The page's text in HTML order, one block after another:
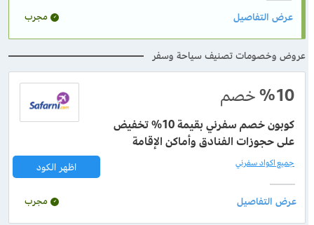
مجرب
عروض وخصومات تصنيف سياحة وسفر
%10خصم
كوبون خصم سفرني بقيمة 10% تخفيض
على حجوزات الفنادق وأماكن الإقامة
اظهر الكود جميع اكواد سفرني
مجرب